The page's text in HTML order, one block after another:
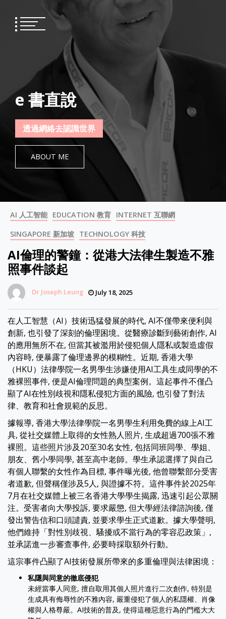
content
e 書直說
透過網絡去認識世界
ABOUT ME
AI 人工智能 EDUCATION 教育 INTERNET 互聯網
SINGAPORE 新加坡 TECHNOLOGY 科技
AI倫理的警鐘：從港大法律生製造不雅
照事件談起
Dr Joseph Leung July 18, 2025
在人工智慧（AI）技術迅猛發展的時代, AI不僅帶來便利與
創新, 也引發了深刻的倫理困境。從醫療診斷到藝術創作, AI
的應用無所不在, 但當其被濫用於侵犯個人隱私或製造虛假
內容時, 便暴露了倫理邊界的模糊性。近期, 香港大學
（HKU）法律學院一名男學生涉嫌使用AI工具生成同學的不
雅裸照事件, 便是AI倫理問題的典型案例。這起事件不僅凸
顯了AI在性別歧視和隱私侵犯方面的風險, 也引發了對法
律、教育和社會規範的反思。
據報導, 香港大學法律學院一名男學生利用免費的線上AI工
具, 從社交媒體上取得的女性熟人照片, 生成超過700張不雅
裸照。這些照片涉及20至30名女性, 包括同班同學、學姐、
朋友、舊小學同學, 甚至高中老師。學生承認選擇了與自己
有個人聯繫的女性作為目標, 事件曝光後, 他曾聯繫部分受害
者道歉, 但聲稱僅涉及5人, 與證據不符。這件事件於2025年
7月在社交媒體上被三名香港大學學生揭露, 迅速引起公眾關
注。受害者向大學投訴, 要求嚴懲, 但大學經法律諮詢後, 僅
發出警告信和口頭譴責, 並要求學生正式道歉。據大學聲明,
他們維持「對性別歧視、騷擾或不當行為的零容忍政策」,
並承諾進一步審查事件, 必要時採取額外行動。
這宗事件凸顯了AI技術發展所帶來的多重倫理與法律困境：
私隱與同意的徹底侵犯
未經當事人同意, 擅自取用其個人照片進行二次創作, 特別是
生成具有侮辱性的不雅內容, 嚴重侵犯了個人的私隱權、肖像
權與人格尊嚴。AI技術的普及, 使得這種惡意行為的門檻大大